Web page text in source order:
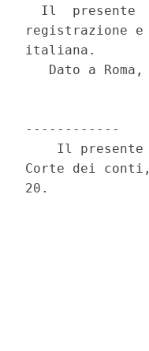
Il  presente
registrazione
italiana.
Dato a Roma,
------------
Il presente
Corte dei